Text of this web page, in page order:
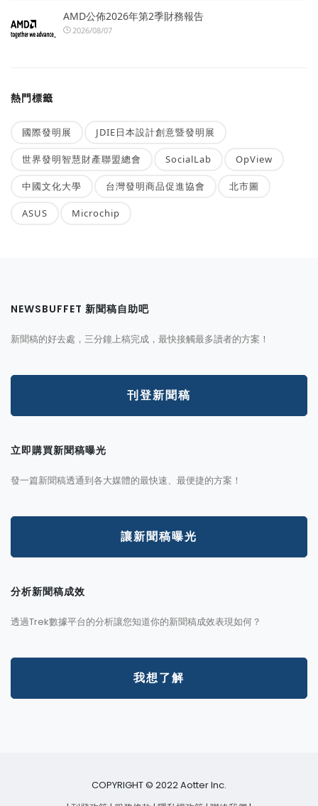
AMD公佈2026年第2季財務報告
2026/08/07
熱門標籤
國際發明展 JDIE日本設計創意暨發明展
世界發明智慧財產聯盟總會 SocialLab OpView
中國文化大學 台灣發明商品促進協會 北市圖
ASUS Microchip
NEWSBUFFET 新聞稿自助吧
新聞稿的好去處，三分鐘上稿完成，最快接觸最多讀者的方案！
刊登新聞稿
立即購買新聞稿曝光
發一篇新聞稿透通到各大媒體的最快速、最便捷的方案！
讓新聞稿曝光
分析新聞稿成效
透過Trek數據平台的分析讓您知道你的新聞稿成效表現如何？
我想了解
COPYRIGHT © 2022 Aotter Inc.